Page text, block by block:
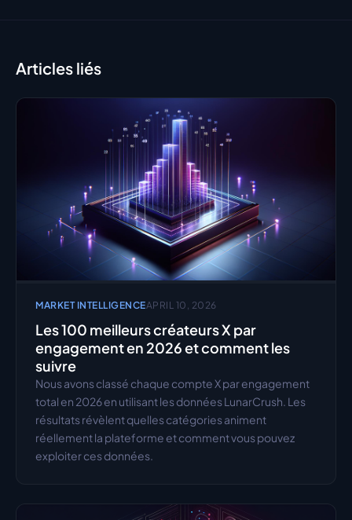
Articles liés
MARKET INTELLIGENCEAPRIL 10, 2026
Les 100 meilleurs créateurs X par
engagement en 2026 et comment les
suivre
Nous avons classé chaque compte X par engagement
total en 2026 en utilisant les données LunarCrush. Les
résultats révèlent quelles catégories animent
réellement la plateforme et comment vous pouvez
exploiter ces données.